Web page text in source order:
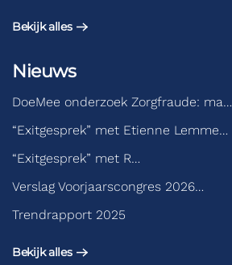
Bekijk alles
Nieuws
DoeMee onderzoek Zorgfraude: ma…
“Exitgesprek” met Etienne Lemme…
“Exitgesprek” met R…
Verslag Voorjaarscongres 2026…
Trendrapport 2025
Bekijk alles